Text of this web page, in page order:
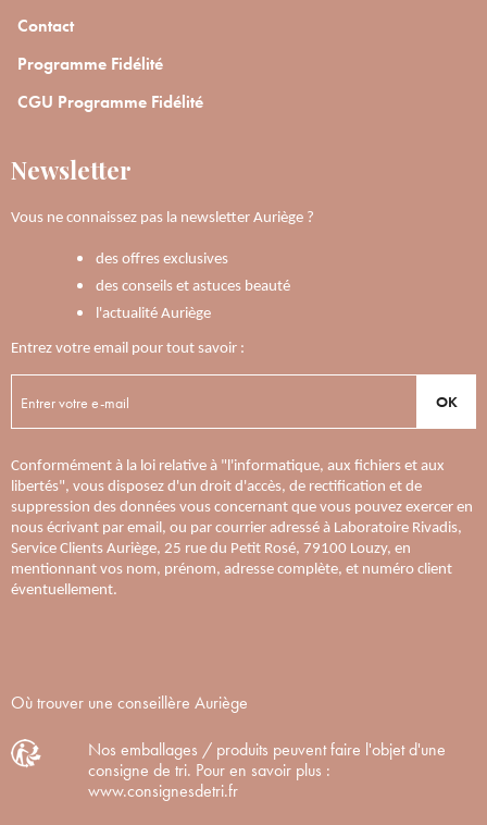
Contact
Programme Fidélité
CGU Programme Fidélité
Newsletter
Vous ne connaissez pas la newsletter Auriège ?
des offres exclusives
des conseils et astuces beauté
l'actualité Auriège
Entrez votre email pour tout savoir :
OK
Conformément à la loi relative à "l'informatique, aux fichiers et aux
libertés", vous disposez d'un droit d'accès, de rectification et de
suppression des données vous concernant que vous pouvez exercer en
nous écrivant par email, ou par courrier adressé à Laboratoire Rivadis,
Service Clients Auriège, 25 rue du Petit Rosé, 79100 Louzy, en
mentionnant vos nom, prénom, adresse complète, et numéro client
éventuellement.
Où trouver une conseillère Auriège
Nos emballages / produits peuvent faire l'objet d'une
consigne de tri. Pour en savoir plus :
www.consignesdetri.fr